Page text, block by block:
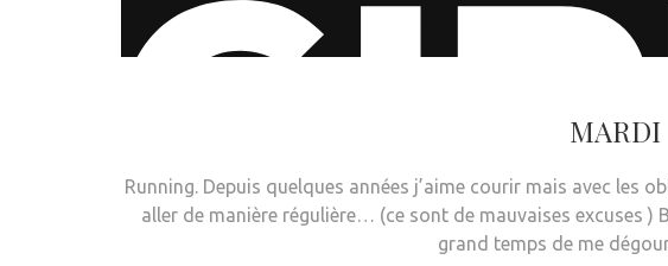
MARDI
Running. Depuis quelques années j’aime courir mais avec les
aller de manière régulière… (ce sont de mauvaises excuses )
grand temps de me